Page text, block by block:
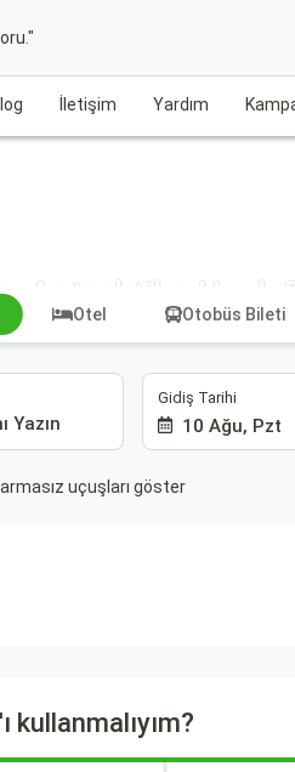
İletişim Yardım
- Antarktika Uçak
Otel Otobüs Bileti
Gidiş Tarihi
10 Ağu, Pzt
uçuşları göster
kullanmalıyım?